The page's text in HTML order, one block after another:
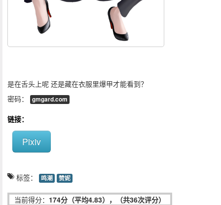
是在舌头上呢 还是藏在衣服里爆甲才能看到？
密码：
gmgard.com
链接：
Pixiv
标签： 鸣潮 赞妮
当前得分： 174分（平均4.83），（共36次评分）